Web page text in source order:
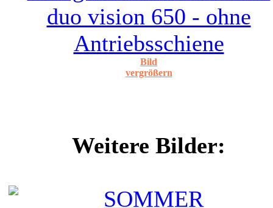
Bild
vergrößern
Weitere Bilder: